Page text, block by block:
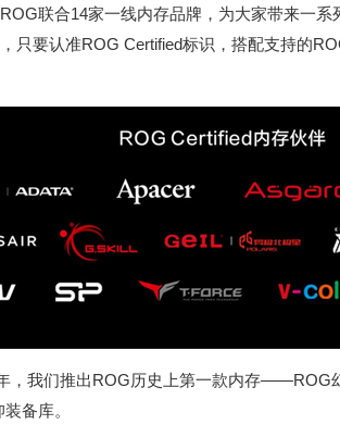
联合14家一线内存品牌，为大家带来一
只要认准ROG Certified标识，搭配支持的
，我们推出ROG历史上第一款内存——ROG
备库。